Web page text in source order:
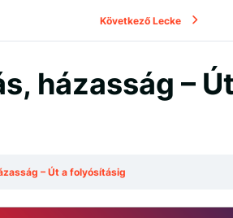
Következő Lecke
házasság –
– Út a folyósításig